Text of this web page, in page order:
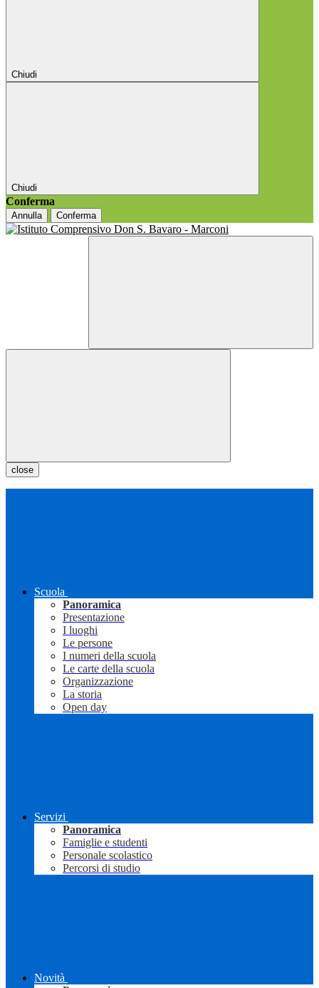
Chiudi
Chiudi
Conferma
Annulla Conferma
close
Scuola
Panoramica
Presentazione
I luoghi
Le persone
I numeri della scuola
Le carte della scuola
Organizzazione
La storia
Open day
Servizi
Panoramica
Famiglie e studenti
Personale scolastico
Percorsi di studio
Novità